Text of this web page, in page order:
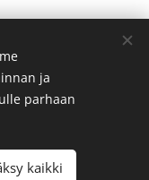
ja
parhaan
kaikki